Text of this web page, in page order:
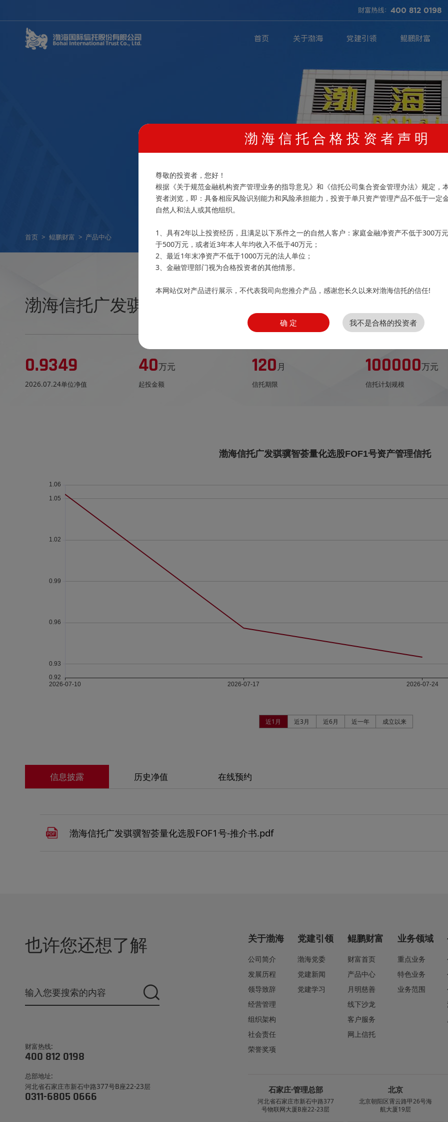
财富热线：400 812 0198
首页 关于渤海 党建引领 鲲鹏财富
首页 > 鲲鹏财富 > 产品中心
渤海信托广发骐骥智荟量化选股FOF1号资产管理信托
0.9349
2026.07.24单位净值
40万元
起投金额
120 月
信托期限
100000万元
信托计划规模
近1月 近3月 近6月 近一年 成立以来
信息披露 历史净值 在线预约
渤海信托广发骐骥智荟量化选股FOF1号-推介书.pdf
渤 海 信 托 合 格 投 资 者 声 明
尊敬的投资者，您好！
根据《关于规范金融机构资产管理业务的指导意见》和《信托公司集合资金管理办法》规定，
资者浏览，即：具备相应风险识别能力和风险承担能力，投资于单只资产管理产品不低于一定
自然人和法人或其他组织。
1、具有2年以上投资经历，且满足以下系件之一的自然人客户：家庭金融净资产不低于300万
于500万元，或者近3年本人年均收入不低于40万元；
2、最近1年末净资产不低于1000万元的法人单位；
3、金融管理部门视为合格投资者的其他情形。
本网站仅对产品进行展示，不代表我司向您推介产品，感谢您长久以来对渤海信托的信任!
确 定 我不是合格的投资者
也许您还想了解
财富热线:
400 812 0198
总部地址:
河北省石家庄市新石中路377号B座22-23层
0311-6805 0666
关于渤海
公司简介
发展历程
领导致辞
经营管理
组织架构
社会责任
荣誉奖项
党建引领
渤海党委
党建新闻
党建学习
鲲鹏财富
财富首页
产品中心
月明慈善
线下沙龙
客户服务
网上信托
业务领域
重点业务
特色业务
业务范围
石家庄·管理总部
河北省石家庄市新石中路377
号物联网大厦B座22-23层
北京
北京朝阳区霄云路甲26号海
航大厦19层